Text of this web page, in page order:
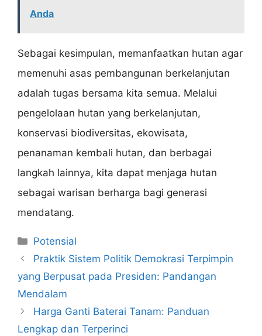
Anda
Sebagai kesimpulan, memanfaatkan hutan agar
memenuhi asas pembangunan berkelanjutan
adalah tugas bersama kita semua. Melalui
pengelolaan hutan yang berkelanjutan,
konservasi biodiversitas, ekowisata,
penanaman kembali hutan, dan berbagai
langkah lainnya, kita dapat menjaga hutan
sebagai warisan berharga bagi generasi
mendatang.
Categories
Potensial
Praktik Sistem Politik Demokrasi Terpimpin
yang Berpusat pada Presiden: Pandangan
Mendalam
Harga Ganti Baterai Tanam: Panduan
Lengkap dan Terperinci